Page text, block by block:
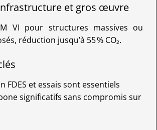
et gros œuvre
VI pour structures massives ou
réduction jusqu’à 55 % CO₂.
FDES et essais sont essentiels
significatifs sans compromis sur